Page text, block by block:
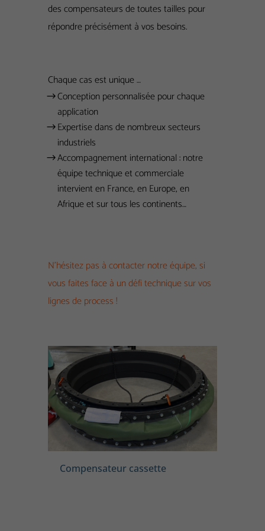
des compensateurs de toutes tailles pour
répondre précisément à vos besoins.
Chaque cas est unique …
Conception personnalisée pour chaque
application
Expertise dans de nombreux secteurs
industriels
Accompagnement international : notre
équipe technique et commerciale
intervient en France, en Europe, en
Afrique et sur tous les continents…
N’hésitez pas à contacter notre équipe, si
vous faites face à un défi technique sur vos
lignes de process !
Compensateur cassette